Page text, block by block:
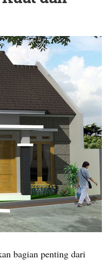
bagian penting dari